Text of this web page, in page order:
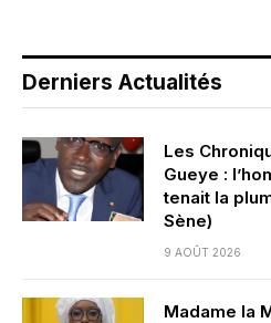
Derniers Actualités
Les
Gueye :
tenait la
Sène)
9 AOÛT 2026
Madame la